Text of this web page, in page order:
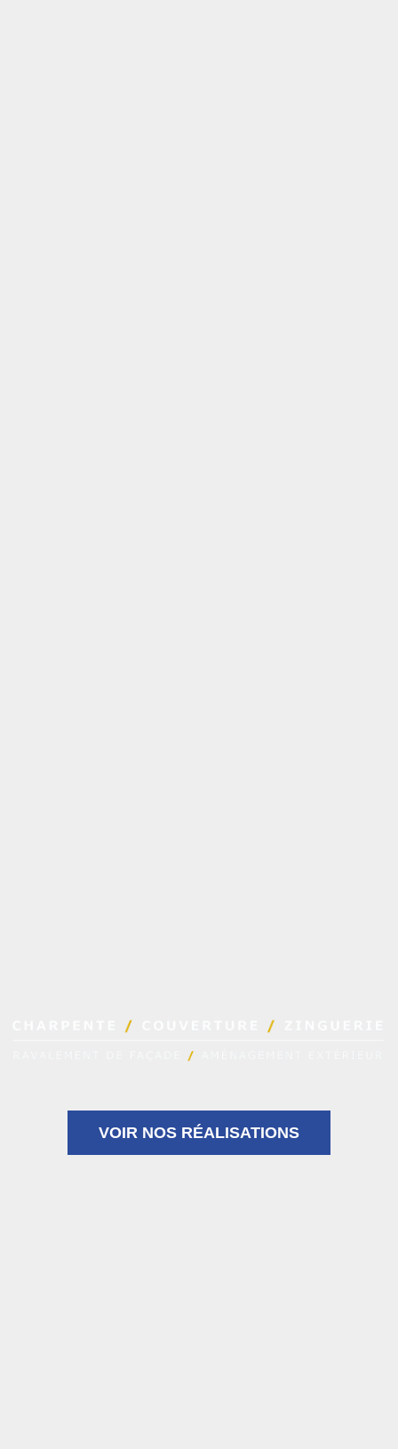
VOIR NOS RÉALISATIONS